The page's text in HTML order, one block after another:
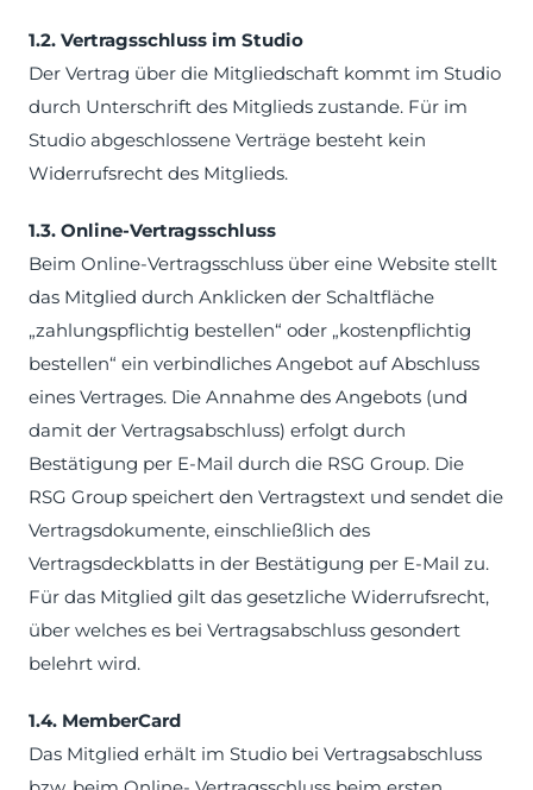
1.2. Vertragsschluss im Studio
Der Vertrag über die Mitgliedschaft kommt im Studio
durch Unterschrift des Mitglieds zustande. Für im
Studio abgeschlossene Verträge besteht kein
Widerrufsrecht des Mitglieds.
1.3. Online-Vertragsschluss
Beim Online-Vertragsschluss über eine Website stellt
das Mitglied durch Anklicken der Schaltfläche
„zahlungspflichtig bestellen“ oder „kostenpflichtig
bestellen“ ein verbindliches Angebot auf Abschluss
eines Vertrages. Die Annahme des Angebots (und
damit der Vertragsabschluss) erfolgt durch
Bestätigung per E-Mail durch die RSG Group. Die
RSG Group speichert den Vertragstext und sendet die
Vertragsdokumente, einschließlich des
Vertragsdeckblatts in der Bestätigung per E-Mail zu.
Für das Mitglied gilt das gesetzliche Widerrufsrecht,
über welches es bei Vertragsabschluss gesondert
belehrt wird.
1.4. MemberCard
Das Mitglied erhält im Studio bei Vertragsabschluss